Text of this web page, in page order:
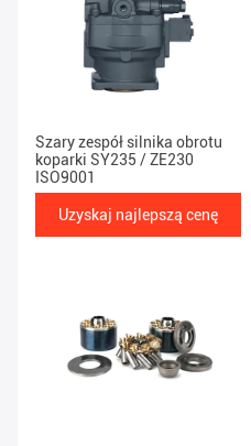
Szary zespół silnika obrotu
koparki SY235 / ZE230
ISO9001
Uzyskaj najlepszą cenę